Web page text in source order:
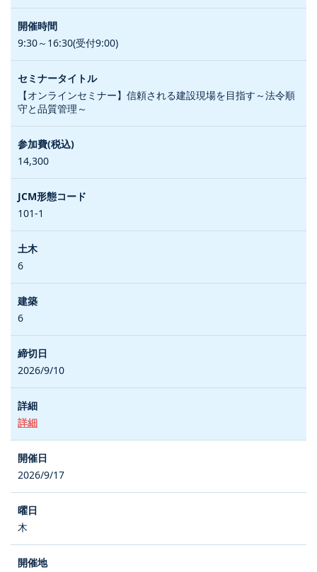
9:30～16:30(受付9:00)
【オンラインセミナー】信頼される建設現場を目指す～法令順
守と品質管理～
14,300
101-1
6
6
2026/9/10
詳細
2026/9/17
木